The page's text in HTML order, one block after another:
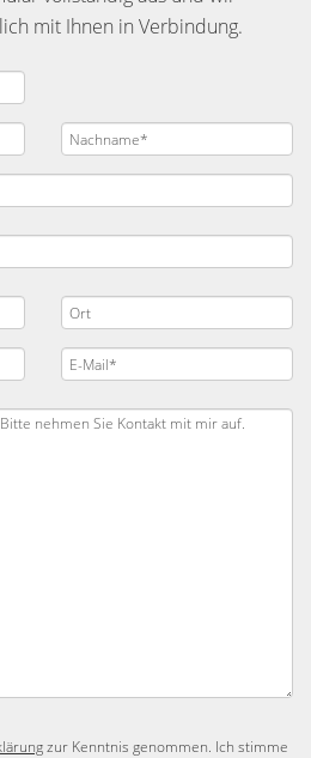
mit Ihnen in Verbindung.
zur Kenntnis genommen. Ich stimme